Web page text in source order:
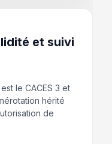
et suivi
le CACES 3 et
hérité
de